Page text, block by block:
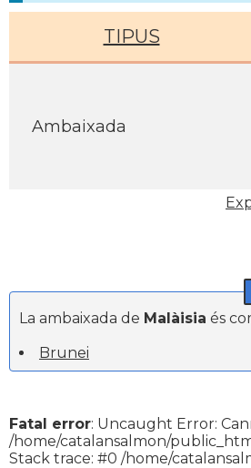
TIPUS
Ambaixada
La ambaixada de Malàisia és
Brunei
Fatal error: Uncaught Error:
/home/catalansalmon/
Stack trace: #0 /home/